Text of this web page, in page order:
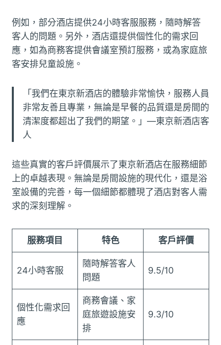
例如，部分酒店提供24小時客服服務，隨時解答
客人的問題。另外，酒店還提供個性化的需求回
應，如為商務客提供會議室預訂服務，或為家庭旅
客安排兒童設施。
「我們在東京新酒店的體驗非常愉快，服務人員
非常友善且專業，無論是早餐的品質還是房間的
清潔度都超出了我們的期望。」—東京新酒店客
人
這些真實的客戶評價展示了東京新酒店在服務細節
上的卓越表現。無論是房間設施的現代化，還是浴
室設備的完善，每一個細節都體現了酒店對客人需
求的深刻理解。
服務項目 特色 客戶評價
24小時客服
隨時解答客人
問題
9.5/10
個性化需求回
應
商務會議、家
庭旅遊設施安
排
9.3/10